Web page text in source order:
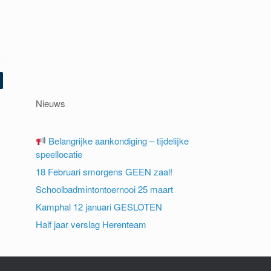
Nieuws
Belangrijke aankondiging – tijdelijke
speellocatie
18 Februari smorgens GEEN zaal!
Schoolbadmintontoernooi 25 maart
Kamphal 12 januari GESLOTEN
Half jaar verslag Herenteam